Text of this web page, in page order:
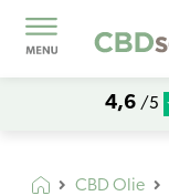
4,6 /5
CBD Olie